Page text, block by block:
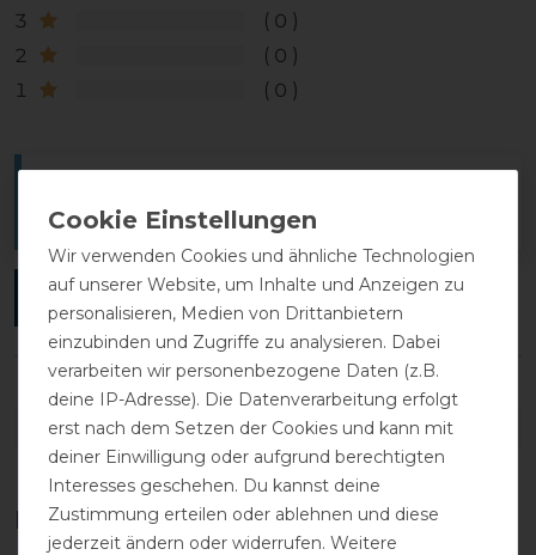
3
0
2
0
1
0
verfassen.
ANMELDEN
DETAILS ZUR PRODUKTSICHERHEIT
Das perfekte Zubehör für dich
Wir verwenden Cookies und ähnliche Technologien
auf unserer Website, um Inhalte und Anzeigen zu
personalisieren, Medien von Drittanbietern
einzubinden und Zugriffe zu analysieren. Dabei
verarbeiten wir personenbezogene Daten (z.B.
deine IP-Adresse). Die Datenverarbeitung erfolgt
erst nach dem Setzen der Cookies und kann mit
deiner Einwilligung oder aufgrund berechtigten
Interesses geschehen. Du kannst deine
Zustimmung erteilen oder ablehnen und diese
jederzeit ändern oder widerrufen. Weitere